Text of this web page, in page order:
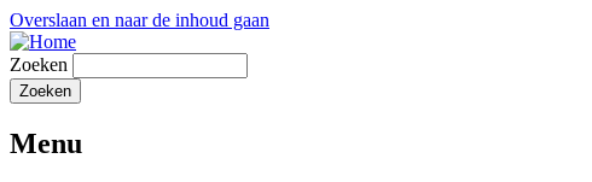
Overslaan en naar de inhoud gaan
Zoeken
Menu